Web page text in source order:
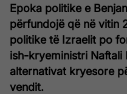
Epoka politike e
përfundojë që në vitin
politike të Izraelit po
ish-kryeministri Naftali
alternativat kryesore
vendit.